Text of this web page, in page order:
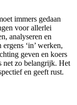
immers gedaan
voor allerlei
analyseren en
‘in’ werken,
geven en koers
net zo belangrijk. Het
en geeft rust.